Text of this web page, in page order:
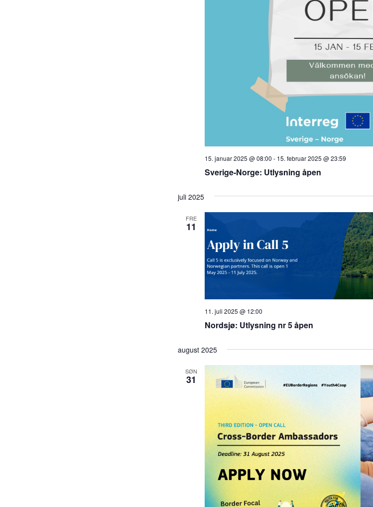
Sverige-Norge: Utlysning åpen
15. januar 2025 @ 08:00 - 15. februar 2025 @ 23:59
juli 2025
FRE
11
Nordsjø: Utlysning nr 5 åpen
11. juli 2025 @ 12:00
august 2025
SØN
31